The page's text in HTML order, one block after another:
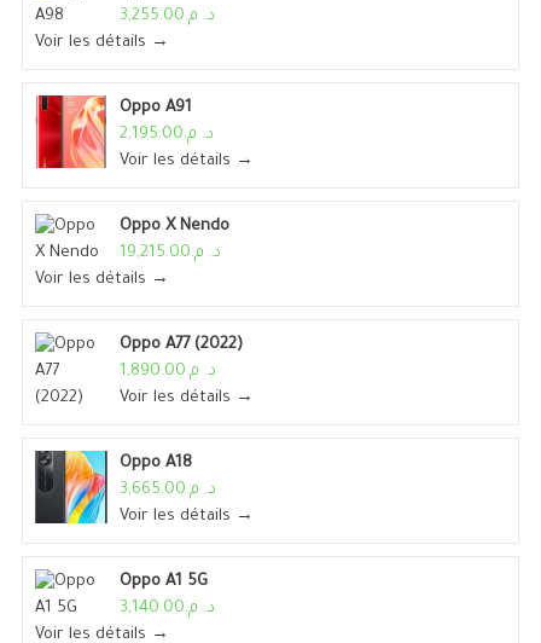
د. م.3,255.00
Voir les détails →
Oppo A91
د. م.2,195.00
Voir les détails →
Oppo X Nendo
د. م.19,215.00
Voir les détails →
Oppo A77 (2022)
د. م.1,890.00
Voir les détails →
Oppo A18
د. م.3,665.00
Voir les détails →
Oppo A1 5G
د. م.3,140.00
Voir les détails →